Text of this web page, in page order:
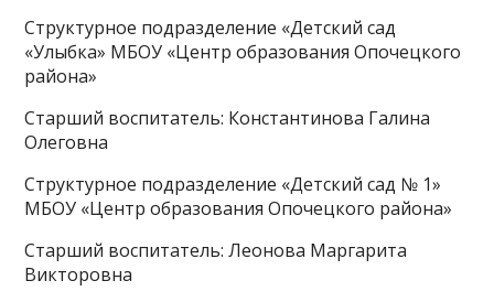
Структурное подразделение «Детский сад
«Улыбка» МБОУ «Центр образования Опочецкого
района»
Старший воспитатель: Константинова Галина
Олеговна
Структурное подразделение «Детский сад № 1»
МБОУ «Центр образования Опочецкого района»
Старший воспитатель: Леонова Маргарита
Викторовна